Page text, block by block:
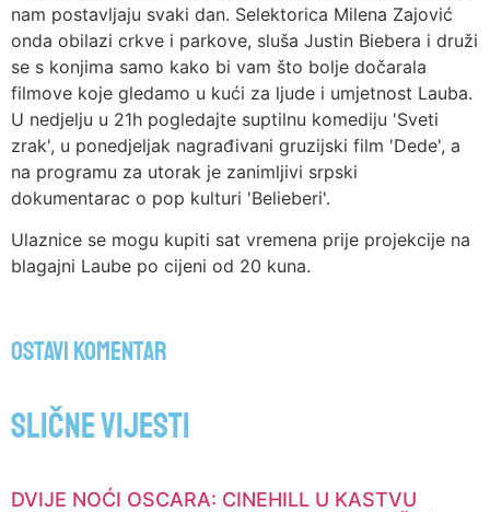
nam postavljaju svaki dan. Selektorica Milena Zajović
onda obilazi crkve i parkove, sluša Justin Biebera i druži
se s konjima samo kako bi vam što bolje dočarala
filmove koje gledamo u kući za ljude i umjetnost Lauba.
U nedjelju u 21h pogledajte suptilnu komediju 'Sveti
zrak', u ponedjeljak nagrađivani gruzijski film 'Dede', a
na programu za utorak je zanimljivi srpski
dokumentarac o pop kulturi 'Belieberi'.
Ulaznice se mogu kupiti sat vremena prije projekcije na
blagajni Laube po cijeni od 20 kuna.
Ostavi komentar
Slične vijesti
DVIJE NOĆI OSCARA: CINEHILL U KASTVU